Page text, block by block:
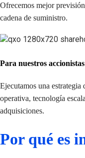
Ofrecemos mejor
cadena de suministro.
Para nuestros accionistas
Ejecutamos una estrategia
operativa, tecnología
adquisiciones.
Por qué es